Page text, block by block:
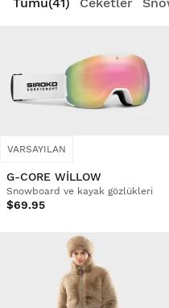
VARSAYILAN
G-CORE WILLOW
Snowboard ve kayak gözlükleri
$69.95